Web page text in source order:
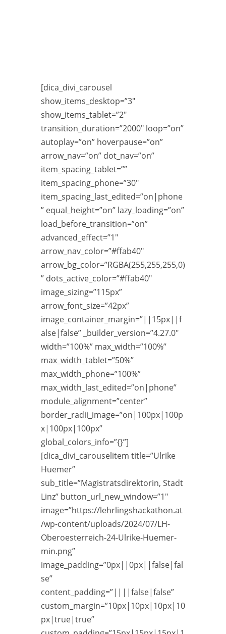
[dica_divi_carousel
show_items_desktop=”3″
show_items_tablet=”2″
transition_duration=”2000″ loop=”on”
autoplay=”on” hoverpause=”on”
arrow_nav=”on” dot_nav=”on”
item_spacing_tablet=””
item_spacing_phone=”30″
item_spacing_last_edited=”on|phone
” equal_height=”on” lazy_loading=”on”
load_before_transition=”on”
advanced_effect=”1″
arrow_nav_color=”#ffab40″
arrow_bg_color=”RGBA(255,255,255,0)
” dots_active_color=”#ffab40″
image_sizing=”115px”
arrow_font_size=”42px”
image_container_margin=”||15px||f
alse|false” _builder_version=”4.27.0″
width=”100%” max_width=”100%”
max_width_tablet=”50%”
max_width_phone=”100%”
max_width_last_edited=”on|phone”
module_alignment=”center”
border_radii_image=”on|100px|100p
x|100px|100px”
global_colors_info=”{}”]
[dica_divi_carouselitem title=”Ulrike
Huemer”
sub_title=”Magistratsdirektorin, Stadt
Linz” button_url_new_window=”1″
image=”https://lehrlingshackathon.at
/wp-content/uploads/2024/07/LH-
Oberoesterreich-24-Ulrike-Huemer-
min.png”
image_padding=”0px||0px||false|fal
se”
content_padding=”||||false|false”
custom_margin=”10px|10px|10px|10
px|true|true”